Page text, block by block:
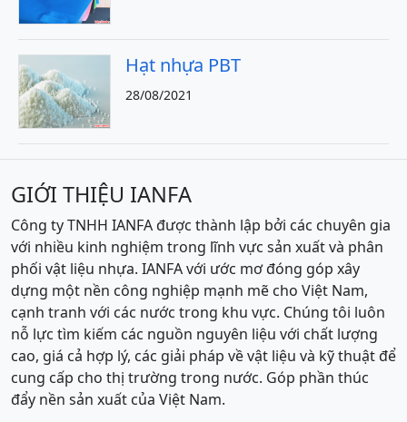
Hạt nhựa PBT
28/08/2021
GIỚI THIỆU IANFA
Công ty TNHH IANFA được thành lập bởi các chuyên gia
với nhiều kinh nghiệm trong lĩnh vực sản xuất và phân
phối vật liệu nhựa. IANFA với ước mơ đóng góp xây
dựng một nền công nghiệp mạnh mẽ cho Việt Nam,
cạnh tranh với các nước trong khu vực. Chúng tôi luôn
nỗ lực tìm kiếm các nguồn nguyên liệu với chất lượng
cao, giá cả hợp lý, các giải pháp về vật liệu và kỹ thuật để
cung cấp cho thị trường trong nước. Góp phần thúc
đẩy nền sản xuất của Việt Nam.